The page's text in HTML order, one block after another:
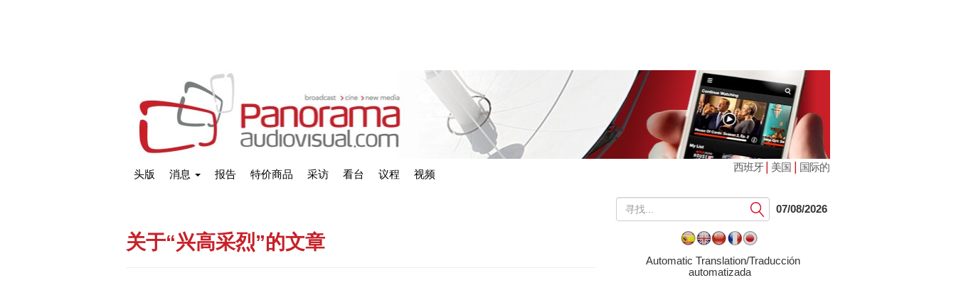
头版 消息 报告 特价商品 采访 看台 议程 视频
西班牙| 美国 | 国际的
关于“兴高采烈”的文章
提
交
07/08/2026
Automatic Translation/Traducción
automatizada